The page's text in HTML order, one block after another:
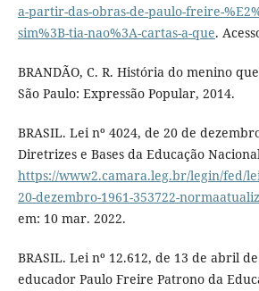
a-partir-das-obras-de-paulo-freire-
sim%3B-tia-nao%3A-cartas-a-que.
BRANDÃO, C. R. História do menino
São Paulo: Expressão Popular, 2014.
BRASIL. Lei nº 4024, de 20 de
Diretrizes e Bases da Educação
https://www2.camara.leg.br/legin/fed/
20-dezembro-1961-353722-
em: 10 mar. 2022.
BRASIL. Lei nº 12.612, de 13 de abril
educador Paulo Freire Patrono da